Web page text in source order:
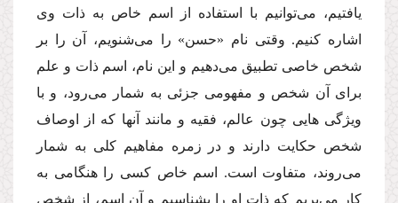
یافتیم، مى‌توانیم با استفاده از اسم خاص به ذات وى
اشاره كنیم. وقتى نام «حسن» را مى‌شنویم، آن را بر
شخص خاصى تطبیق مى‌دهیم و این نام، اسم ذات و علم
براى آن شخص و مفهومى جزئى به شمار مى‌رود، و با
ویژگى هایى چون عالم، فقیه و مانند آنها كه از اوصاف
شخص حكایت دارند و در زمره مفاهیم كلى به شمار
مى‌روند، متفاوت است. اسم خاص كسى را هنگامى به
كار مى‌بریم كه ذات او را بشناسیم و آن اسم، از شخص